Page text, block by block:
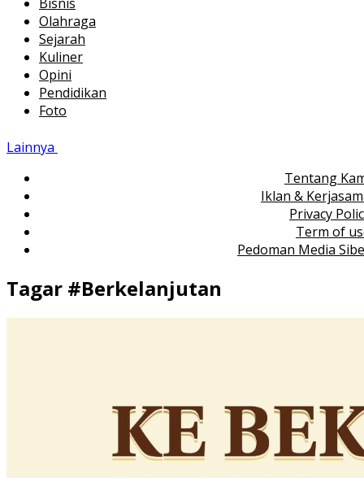
Olahraga
Sejarah
Kuliner
Opini
Pendidikan
Foto
Lainnya
Tentang
Iklan &
Privacy
Term of
Pedoman Media
Tagar #Berkelanjutan